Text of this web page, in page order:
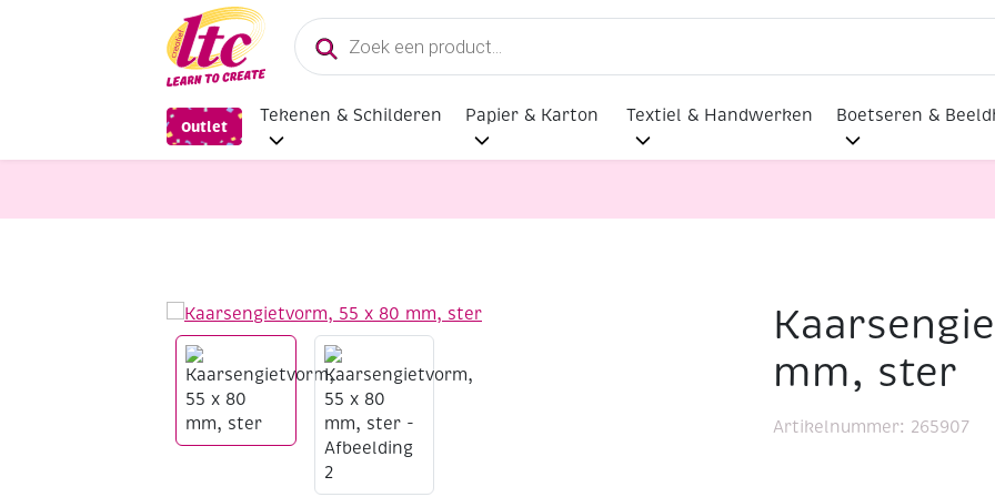
Producten
zoeken
Outlet
Tekenen & Schilderen Papier & Karton Textiel & Handwerken Boetseren &
Kaarsen en Zeep maken Kaarsengietvorm, 55 x 80 mm, ster
mm, ster
Artikelnummer: 265907